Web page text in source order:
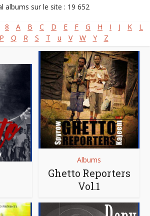
albums sur le site : 19 652
8 A B C D E F G H I J K
L
P Q R S T u V W Y Z
Albums
Ghetto Reporters
Vol.1